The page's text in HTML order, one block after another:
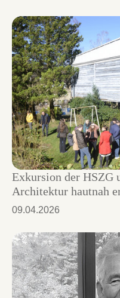
Exkursion der HSZG
Architektur hautnah
09.04.2026